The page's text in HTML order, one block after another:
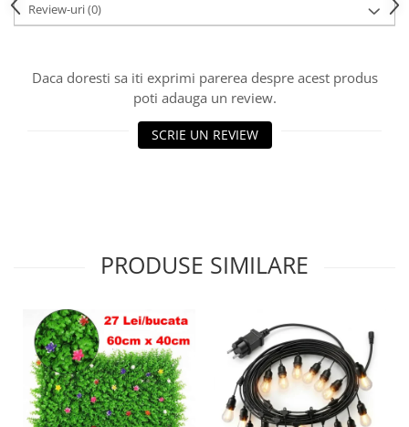
Review-uri(0)
Daca doresti sa iti exprimi parerea despre acest produs
poti adauga un review.
SCRIE UN REVIEW
PRODUSE SIMILARE